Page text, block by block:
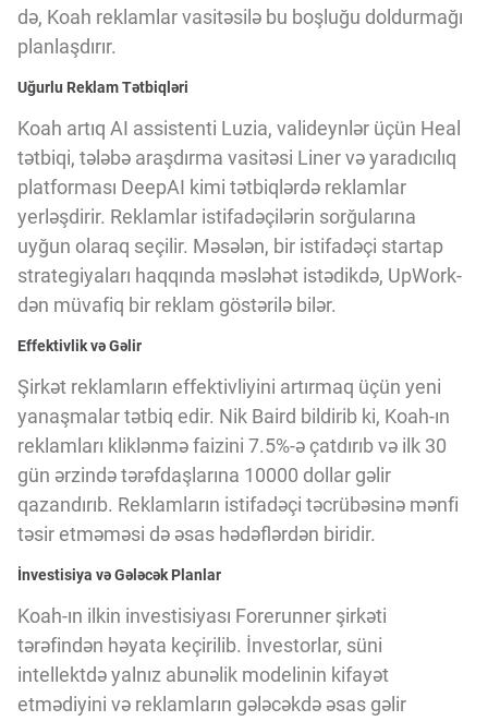
Gələcəyin Təhlili
Podkastlar
də, Koah reklamlar vasitəsilə bu boşluğu doldurmağı
planlaşdırır.
Uğurlu Reklam Tətbiqləri
Koah artıq AI assistenti Luzia, valideynlər üçün Heal
tətbiqi, tələbə araşdırma vasitəsi Liner və yaradıcılıq
platforması DeepAI kimi tətbiqlərdə reklamlar
yerləşdirir. Reklamlar istifadəçilərin sorğularına
uyğun olaraq seçilir. Məsələn, bir istifadəçi startap
strategiyaları haqqında məsləhət istədikdə, UpWork-
dən müvafiq bir reklam göstərilə bilər.
Effektivlik və Gəlir
Şirkət reklamların effektivliyini artırmaq üçün yeni
yanaşmalar tətbiq edir. Nik Baird bildirib ki, Koah-ın
reklamları kliklənmə faizini 7.5%-ə çatdırıb və ilk 30
gün ərzində tərəfdaşlarına 10000 dollar gəlir
qazandırıb. Reklamların istifadəçi təcrübəsinə mənfi
təsir etməməsi də əsas hədəflərdən biridir.
İnvestisiya və Gələcək Planlar
Koah-ın ilkin investisiyası Forerunner şirkəti
tərəfindən həyata keçirilib. İnvestorlar, süni
intellektdə yalnız abunəlik modelinin kifayət
etmədiyini və reklamların gələcəkdə əsas gəlir